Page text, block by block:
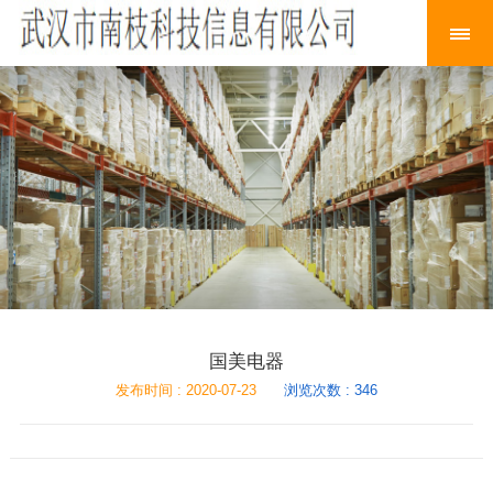
国美电器
发布时间 : 2020-07-23 浏览次数 : 346